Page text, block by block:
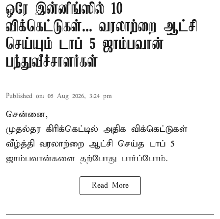
ஒரே இன்னிங்ஸில் 10
விக்கெட்டுகள்... வரலாற்றை ஆட்சி
செய்யும் டாப் 5 ஜாம்பவான்
பந்துவீச்சாளர்கள்
Published on: 05 Aug 2026, 3:24 pm
சென்னை,
முதல்தர கிரிக்கெட்டில் அதிக விக்கெட்டுகள்
வீழ்த்தி வரலாற்றை ஆட்சி செய்த டாப் 5
ஜாம்பவான்களை தற்போது பார்ப்போம்.
Read More